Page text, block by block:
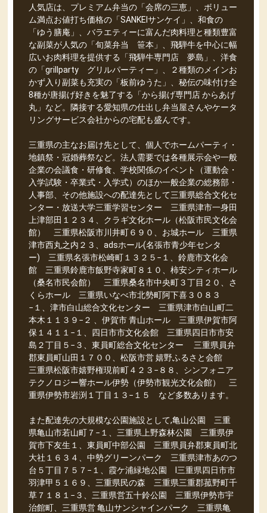
人気店は、プレミアム弁当の「会席の三恵」、ボリュー
ム満点お値打ち価格の「SANKEIサンケイ」、和食の
「ゆう膳庵」、バラエティーに富んだ肉料理と種類豊富
な副菜が人気の「旬菜弁当 笹本」、飛騨牛を中心に幅
広いお肉料理を提供する「飛騨牛専門店 夢島」、洋食
の「grillparty グリルパーティー」、２種類のメインお
かず入り副菜も充実の「板前ゆうた」、秘伝の味付け全
8種が唐揚げ好きを魅了する「から揚げ専門店 からあげ
丸」など。隣接する愛知県の仕出し弁当屋さんやケータ
リングサービス会社からの宅配も盛んです。
三重県の主なお届け先として、個人でホームパーティ・
地鎮祭・冠婚葬祭など。法人需要では各種展示会や一般
企業の会議食・研修食、学校関係のイベント（運動会・
入学試験・卒業式・入学式）のほか一般企業の総務部・
人事部、その他施設への配達先として三重県総合文化セ
ンター・放送大学三重学習センター 三重県津市一身田
上津部田１２３４、クラギ文化ホール（松阪市民文化会
館） 三重県松阪市川井町６９０、お城ホール 三重県
津市西丸之内２３、adsホール(名張市青少年センタ
ー) 三重県名張市松崎町１３２５−１、鈴鹿市文化会
館 三重県鈴鹿市飯野寺家町８１０、柿安シティホール
（桑名市民会館） 三重県桑名市中央町３丁目２０、さ
くらホール 三重県いなべ市北勢町阿下喜３０８３
−１、津市白山総合文化センター 三重県津市白山町二
本木１１３９−２ 、伊賀市 青山ホール 三重県伊賀市阿
保１４１１−１、四日市市文化会館 三重県四日市市安
島２丁目５−３、東員町総合文化センター 三重県員弁
郡東員町山田１７００、松阪市営 嬉野ふるさと会館
三重県松阪市嬉野権現前町４２３−８８、シンフォニア
テクノロジー響ホール伊勢（伊勢市観光文化会館） 三
重県伊勢市岩渕１丁目１３−１５ など多数あります。
また配達先の大規模な公園施設として,亀山公園 三重
県亀山市若山町７−１、三重県上野森林公園 三重県伊
賀市下友生１、東員町中部公園 三重県員弁郡東員町北
大社１６３４、中勢グリーンパーク 三重県津市あのつ
台５丁目７５７−１、霞ケ浦緑地公園 l三重県四日市市
羽津甲５１６９、三重県民の森 三重県三重郡菰野町千
草７１８１−３、三重県営五十鈴公園 三重県伊勢市宇
治館町、三重県営 亀山サンシャインパーク 三重県亀